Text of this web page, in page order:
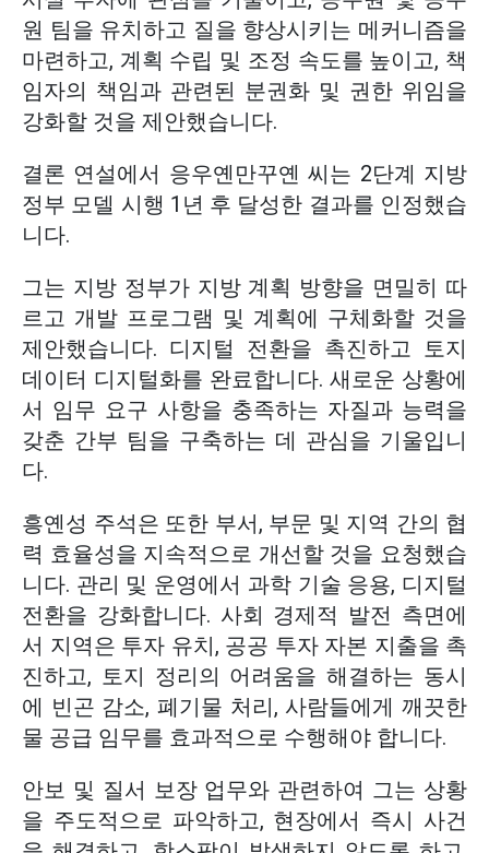
원 팀을 유치하고 질을 향상시키는 메커니즘을
마련하고, 계획 수립 및 조정 속도를 높이고, 책
임자의 책임과 관련된 분권화 및 권한 위임을
강화할 것을 제안했습니다.
결론 연설에서 응우옌만꾸옌 씨는 2단계 지방
정부 모델 시행 1년 후 달성한 결과를 인정했습
니다.
그는 지방 정부가 지방 계획 방향을 면밀히 따
르고 개발 프로그램 및 계획에 구체화할 것을
제안했습니다. 디지털 전환을 촉진하고 토지
데이터 디지털화를 완료합니다. 새로운 상황에
서 임무 요구 사항을 충족하는 자질과 능력을
갖춘 간부 팀을 구축하는 데 관심을 기울입니
다.
흥옌성 주석은 또한 부서, 부문 및 지역 간의 협
력 효율성을 지속적으로 개선할 것을 요청했습
니다. 관리 및 운영에서 과학 기술 응용, 디지털
전환을 강화합니다. 사회 경제적 발전 측면에
서 지역은 투자 유치, 공공 투자 자본 지출을 촉
진하고, 토지 정리의 어려움을 해결하는 동시
에 빈곤 감소, 폐기물 처리, 사람들에게 깨끗한
물 공급 임무를 효과적으로 수행해야 합니다.
안보 및 질서 보장 업무와 관련하여 그는 상황
을 주도적으로 파악하고, 현장에서 즉시 사건